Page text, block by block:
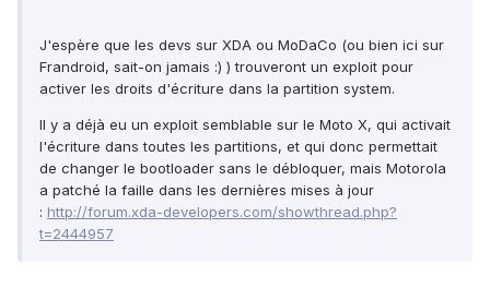
J'espère que les devs sur XDA ou MoDaCo (ou bien ici sur
Frandroid, sait-on jamais :) ) trouveront un exploit pour
activer les droits d'écriture dans la partition system.
Il y a déjà eu un exploit semblable sur le Moto X, qui activait
l'écriture dans toutes les partitions, et qui donc permettait
de changer le bootloader sans le débloquer, mais Motorola
a patché la faille dans les dernières mises à jour
: http://forum.xda-developers.com/showthread.php?
t=2444957